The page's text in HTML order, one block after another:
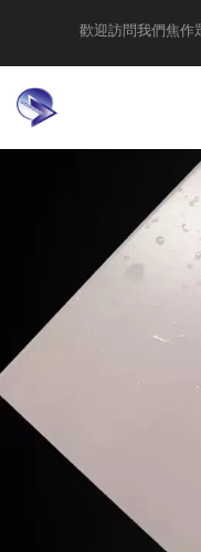
歡迎訪問我們焦作